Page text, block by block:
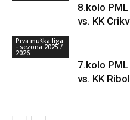
8.kolo
vs. KK
Prva muška liga
- sezona 2025 /
2026
7.kolo
vs. KK